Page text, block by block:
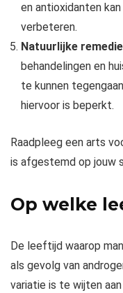
en antioxidanten
verbeteren.
Natuurlijke
behandelingen en
te kunnen
hiervoor is beperkt.
Raadpleeg een arts
is afgestemd op jouw
Op welke
De leeftijd waarop
als gevolg van
variatie is te wijten